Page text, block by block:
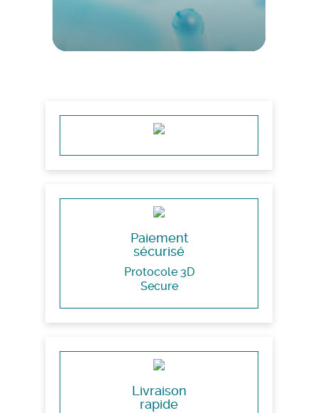
Paiement
sécurisé
Protocole 3D
Secure
Livraison
rapide